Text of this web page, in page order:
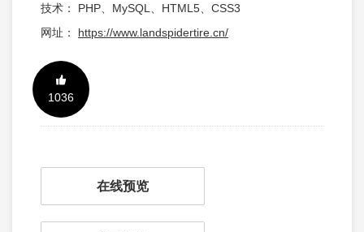
技术： PHP、MySQL、HTML5、CSS3
网址： https://www.landspidertire.cn/
1036
在线预览